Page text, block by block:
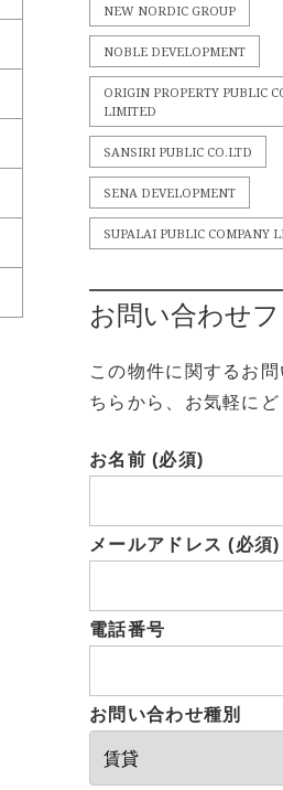
NEW NORDIC GROUP
NOBLE DEVELOPMENT
ORIGIN PROPERTY PUBLIC
LIMITED
SANSIRI PUBLIC CO.LTD
SENA DEVELOPMENT
SUPALAI PUBLIC COMPANY
お問い合わせ
この物件に関するお問
ちらから、お気軽にど
お名前 (必須)
メールアドレス (必須)
電話番号
お問い合わせ種別